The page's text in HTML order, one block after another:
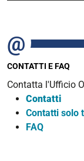
CONTATTI E FAQ
Contatta l'Ufficio
Contatti
Contatti solo
FAQ